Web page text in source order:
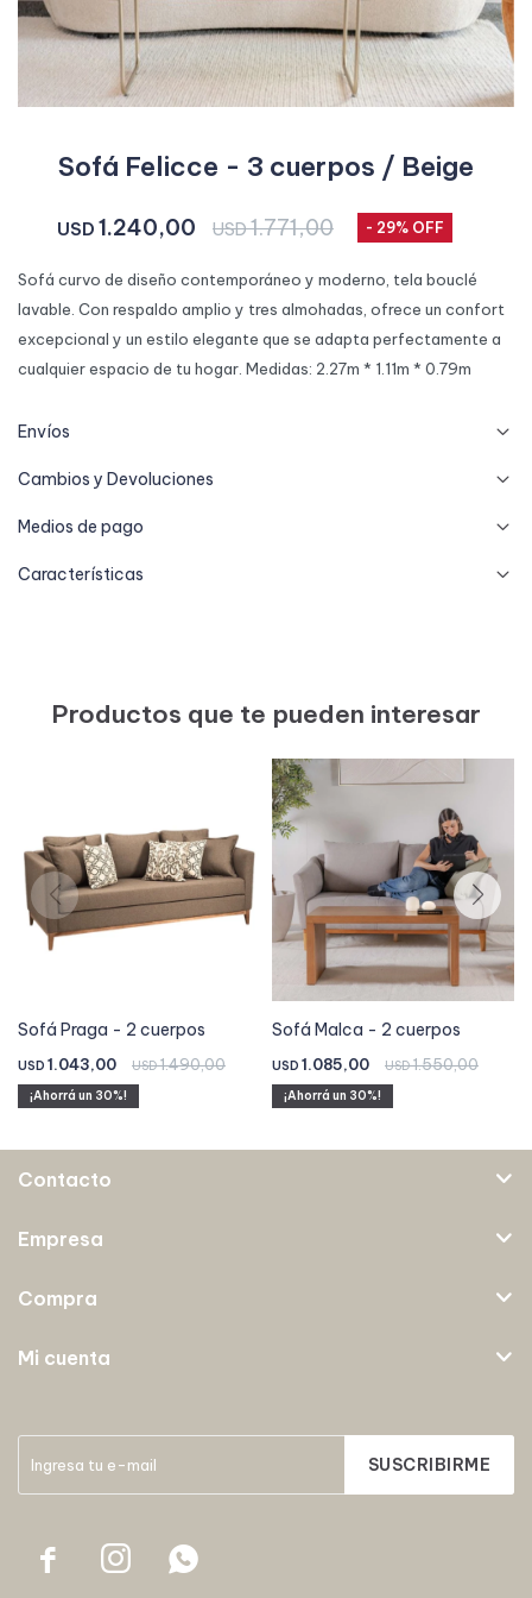
Sofá Felicce - 3 cuerpos / Beige
USD 1.240,00 USD1.771,00 29
Sofá curvo de diseño contemporáneo y moderno, tela bouclé
lavable. Con respaldo amplio y tres almohadas, ofrece un confort
excepcional y un estilo elegante que se adapta perfectamente a
cualquier espacio de tu hogar. Medidas: 2.27m * 1.11m * 0.79m
Envíos
Cambios y Devoluciones
Medios de pago
Características
Productos que te pueden interesar
Sofá Praga - 2 cuerpos
USD 1.043,00 USD1.490,00
30
Sofá Malca - 2 cuerpos
USD 1.085,00 USD1.550,00
30
SUSCRIBIRME
  
Contacto
Empresa
Compra
Mi cuenta